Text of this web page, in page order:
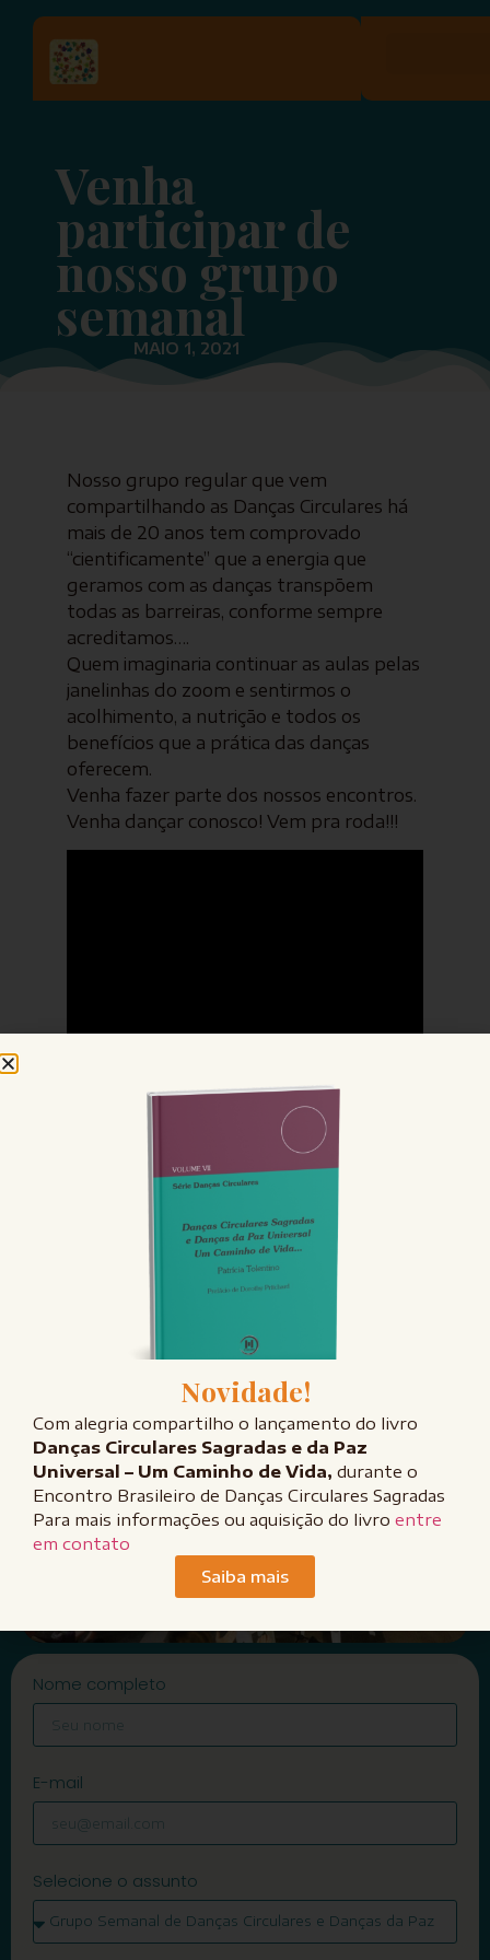
Venha
participar de
nosso grupo
semanal
MAIO 1, 2021
Nosso grupo regular que vem
compartilhando as Danças Circulares há
mais de 20 anos tem comprovado
“cientificamente” que a energia que
geramos com as danças transpõem
todas as barreiras, conforme sempre
acreditamos….
Quem imaginaria continuar as aulas pelas
janelinhas do zoom e sentirmos o
acolhimento, a nutrição e todos os
benefícios que a prática das danças
oferecem.
Venha fazer parte dos nossos encontros.
Venha dançar conosco! Vem pra roda!!!
Entre em contato
Tem interesse em participar do grupo semanal, contratar uma
consultoria para sua empresa ou simplesmente saber mais? Entre em
contato!
Nome completo
E-mail
Selecione o assunto
Novidade!
Com alegria compartilho o lançamento do livro
Danças Circulares Sagradas e da Paz
Universal – Um Caminho de Vida, durante o
Encontro Brasileiro de Danças Circulares Sagradas
Para mais informações ou aquisição do livro entre
em contato
Saiba mais